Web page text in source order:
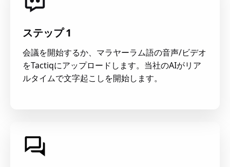
ステップ 1
会議を開始するか、マラヤーラム語の音声/ビデオ
をTactiqにアップロードします。当社のAIがリア
ルタイムで文字起こしを開始します。